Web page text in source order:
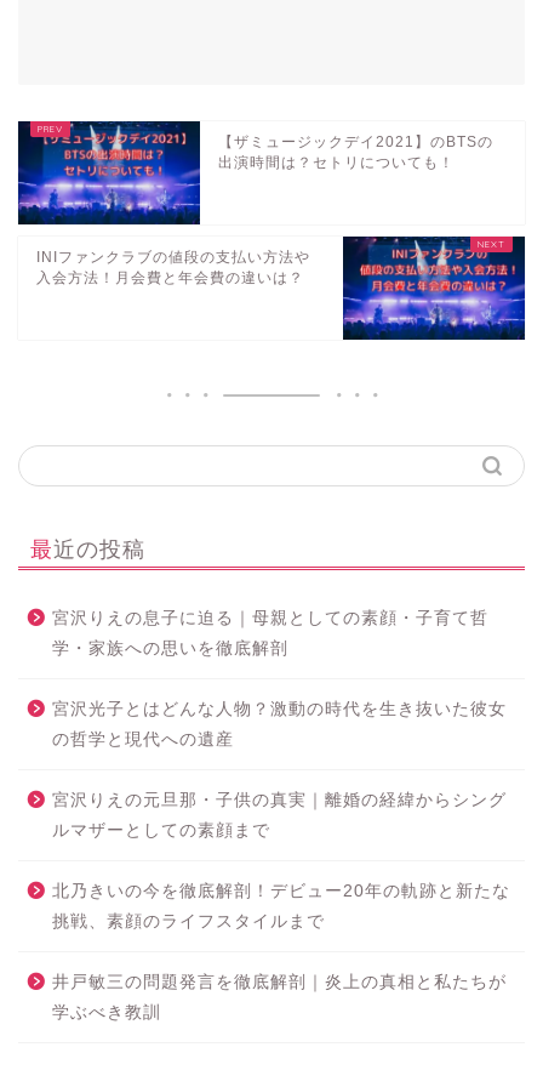
【ザミュージックデイ2021】のBTSの
出演時間は？セトリについても！
INIファンクラブの値段の支払い方法や
入会方法！月会費と年会費の違いは？
最近の投稿
宮沢りえの息子に迫る｜母親としての素顔・子育て哲
学・家族への思いを徹底解剖
宮沢光子とはどんな人物？激動の時代を生き抜いた彼女
の哲学と現代への遺産
宮沢りえの元旦那・子供の真実｜離婚の経緯からシング
ルマザーとしての素顔まで
北乃きいの今を徹底解剖！デビュー20年の軌跡と新たな
挑戦、素顔のライフスタイルまで
井戸敏三の問題発言を徹底解剖｜炎上の真相と私たちが
学ぶべき教訓